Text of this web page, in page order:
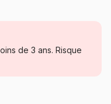
- Mers et Océans
de 3 ans. Risque